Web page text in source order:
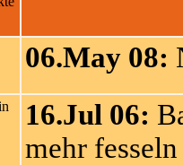
06.May 08:
16.Jul 06:
mehr